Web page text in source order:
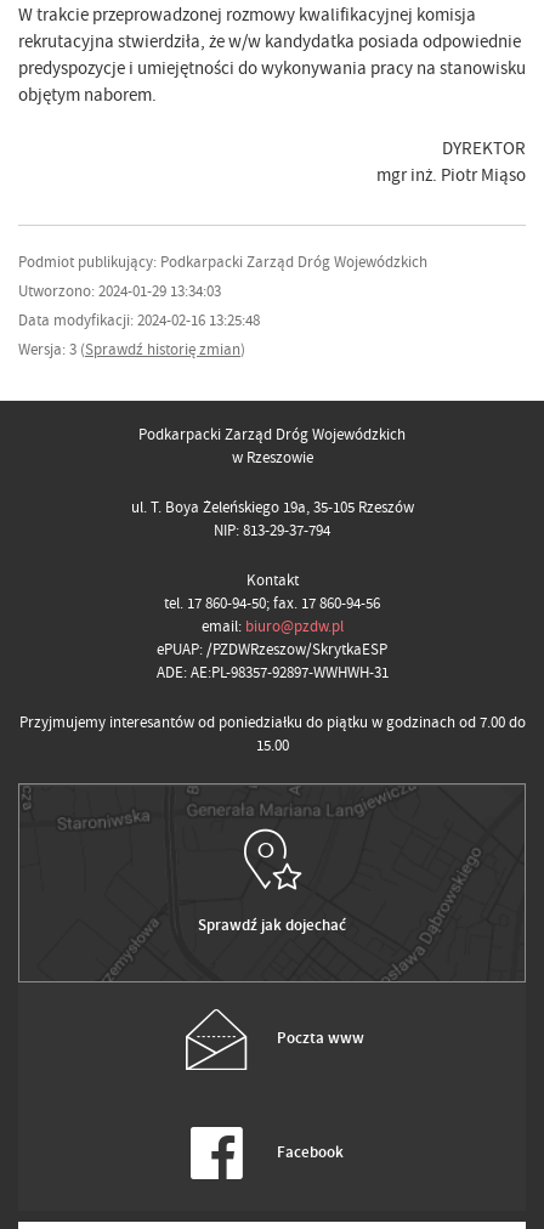
W trakcie przeprowadzonej rozmowy kwalifikacyjnej komisja
rekrutacyjna stwierdziła, że w/w kandydatka posiada odpowiednie
predyspozycje i umiejętności do wykonywania pracy na stanowisku
objętym naborem.
DYREKTOR
mgr inż. Piotr Miąso
Podmiot publikujący: Podkarpacki Zarząd Dróg Wojewódzkich
Utworzono: 2024-01-29 13:34:03
Data modyfikacji: 2024-02-16 13:25:48
Wersja: 3 (Sprawdź historię zmian)
Podkarpacki Zarząd Dróg Wojewódzkich
w Rzeszowie
ul. T. Boya Żeleńskiego 19a, 35-105 Rzeszów
NIP: 813-29-37-794
Kontakt
tel. 17 860-94-50; fax. 17 860-94-56
email: biuro@pzdw.pl
ePUAP: /PZDWRzeszow/SkrytkaESP
ADE: AE:PL-98357-92897-WWHWH-31
Przyjmujemy interesantów od poniedziałku do piątku w godzinach od 7.00 do
15.00
Sprawdź jak dojechać
Poczta www
Facebook